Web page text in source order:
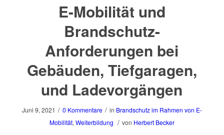
E-Mobilität und
Brandschutz-
Anforderungen bei
Gebäuden, Tiefgaragen,
und Ladevorgängen
Juni 9, 2021 / 0 Kommentare / in Brandschutz im Rahmen von E-
Mobilität, Weiterbildung / von Herbert Becker